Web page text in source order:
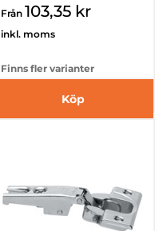
Från 103,35 kr
inkl. moms
Finns fler varianter
Köp